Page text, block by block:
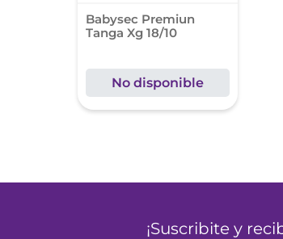
Babysec Premiun
Tanga Xg 18/10
No disponible
¡Suscribite y